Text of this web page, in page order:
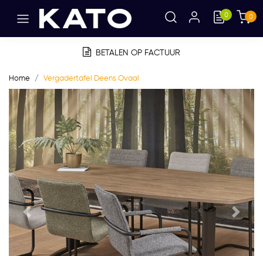
0 0
BETALEN OP FACTUUR
Home Vergadertafel Deens Ovaal
Vorige